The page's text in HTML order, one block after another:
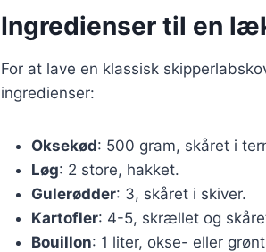
Ingredienser til en
For at lave en klassisk
ingredienser:
Oksekød: 500 gram, skåret i
Løg: 2 store, hakket.
Gulerødder: 3, skåret i skiver.
Kartofler: 4-5, skrællet og
Bouillon: 1 liter, okse- eller